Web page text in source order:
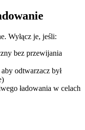
Wyłącz je, jeśli:
bez przewijania
odtwarzacz był
ładowania w celach